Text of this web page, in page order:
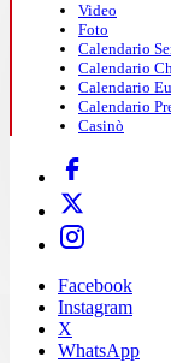
Video
Foto
Calendario
Calendario
Calendario
Calendario
Casinò
Facebook
Instagram
X
WhatsApp